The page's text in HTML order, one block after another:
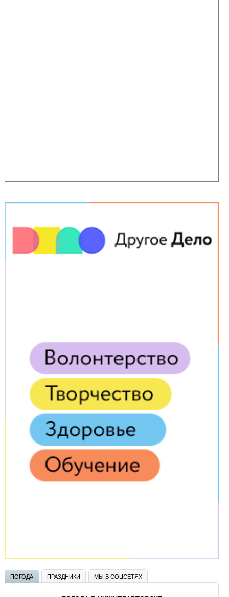
ПОГОДА ПРАЗДНИКИ МЫ В СОЦСЕТЯХ